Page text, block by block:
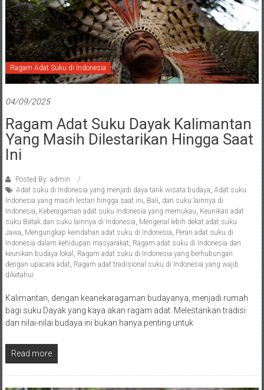
Ragam Adat Suku di Indonesia
04/09/2025
Ragam Adat Suku Dayak Kalimantan
Yang Masih Dilestarikan Hingga Saat
Ini
Posted By: admin
Adat suku di Indonesia yang menjadi daya tarik wisata budaya, Adat suku
Indonesia yang masih lestari hingga saat ini, Bali, dan suku lainnya di
Indonesia, Keberagaman adat suku Indonesia yang memukau, Keunikan adat
suku Batak dan suku lainnya di Indonesia, Mengenal lebih dekat adat suku
Jawa, Mengungkap keindahan adat suku di Indonesia, Peran adat suku di
Indonesia dalam kehidupan masyarakat, Ragam adat suku di Indonesia dan
keunikan budaya lokal , Ragam adat suku di Indonesia yang berhubungan
dengan upacara adat, Ragam adat tradisional suku di Indonesia yang wajib
diketahui
Kalimantan, dengan keanekaragaman budayanya, menjadi rumah
bagi suku Dayak yang kaya akan ragam adat. Melestarikan tradisi
dan nilai-nilai budaya ini bukan hanya penting untuk
Read more